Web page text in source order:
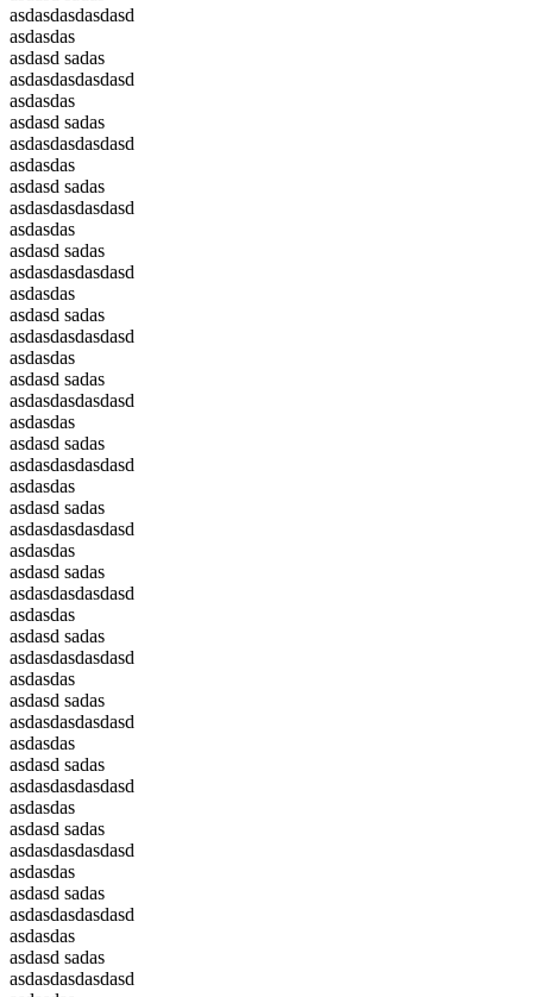
asdasdasdasdasd
asdasdas
asdasd sadas
asdasdasdasdasd
asdasdas
asdasd sadas
asdasdasdasdasd
asdasdas
asdasd sadas
asdasdasdasdasd
asdasdas
asdasd sadas
asdasdasdasdasd
asdasdas
asdasd sadas
asdasdasdasdasd
asdasdas
asdasd sadas
asdasdasdasdasd
asdasdas
asdasd sadas
asdasdasdasdasd
asdasdas
asdasd sadas
asdasdasdasdasd
asdasdas
asdasd sadas
asdasdasdasdasd
asdasdas
asdasd sadas
asdasdasdasdasd
asdasdas
asdasd sadas
asdasdasdasdasd
asdasdas
asdasd sadas
asdasdasdasdasd
asdasdas
asdasd sadas
asdasdasdasdasd
asdasdas
asdasd sadas
asdasdasdasdasd
asdasdas
asdasd sadas
asdasdasdasdasd